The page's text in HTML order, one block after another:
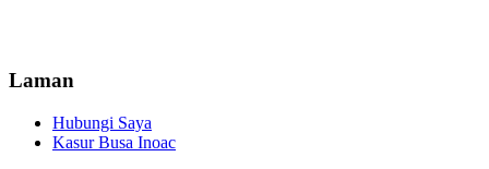
Laman
Hubungi Saya
Kasur Busa Inoac